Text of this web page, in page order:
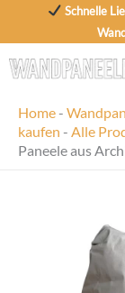
Schnelle
Home-
kaufen - Alle
Paneele aus